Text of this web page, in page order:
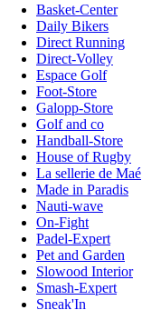
Basket-Center
Daily Bikers
Direct Running
Direct-Volley
Espace Golf
Foot-Store
Galopp-Store
Golf and co
Handball-Store
House of Rugby
La sellerie de Maé
Made in Paradis
Nauti-wave
On-Fight
Padel-Expert
Pet and Garden
Slowood Interior
Smash-Expert
Sneak'In